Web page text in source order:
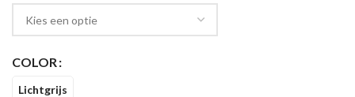
COLOR
Lichtgrijs